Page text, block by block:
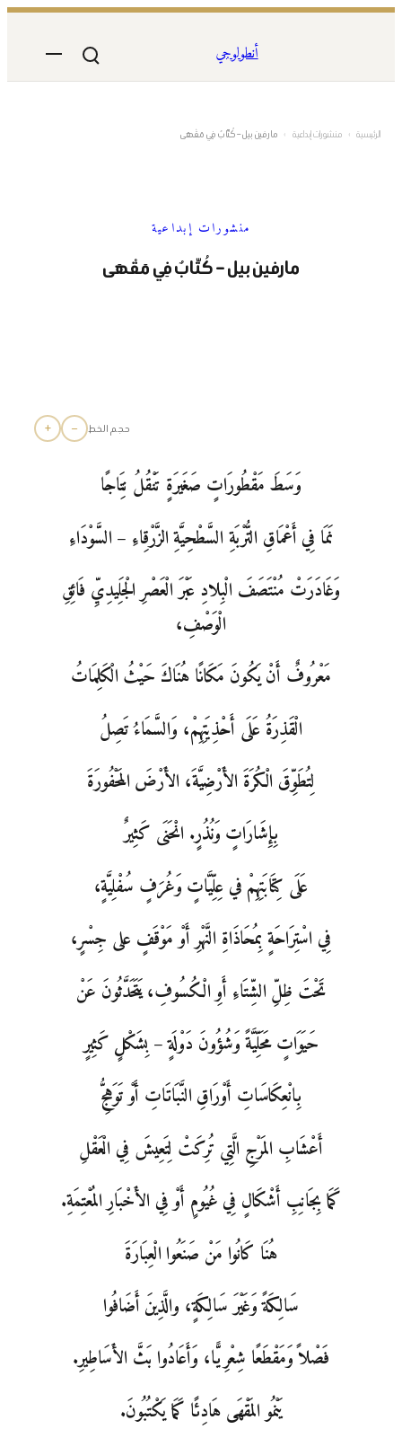
المحتوى
أنطولوجي
الرئيسية › منشورات إبداعية › مارفين بيل – كُتّابٌ فِي مَقْهَى
منشورات إبداعية
مارفين بيل – كُتّابٌ فِي مَقْهَى
حجم الخط −
+
وَسَطَ مَقْطُورَاتٍ صَغَيرَةٍ تَنْقُلُ نِتَاجًا
نَمَا فِي أَعْمَاقِ التُّرْبَةِ السَّطْحِيَّةِ الزَّرْقِاءِ – السَّوْدَاءِ
وَغَادَرَتْ مُنْتَصَفَ الْبِلادِ عَبْرَ الْعَصْرِ الْجَلِيدِيِّ فَائِقِ
الْوَصْفِ،
مَعْرُوفٌ أَنْ يَكُونَ مَكَانًا هُنَاكَ حَيْثُ الْكَلِمَاتُ
الْقَذِرَةُ عَلَى أَحْذِيَتِهِمْ، وَالسَّمَاءُ تَصِلُ
لِتُطَوِّقَ الْكُرَةَ الأَرْضِيَّةَ، الأَرْضَ المَحْفُورَةَ
بِإِشَارَاتٍ وَنُذُرٍ. انْحَنَى كَثِيرٌ
عَلَى كِتَابَتِهِمْ في عِلِّيَّاتٍ وَغُرَفٍ سُفْلِيَّةٍ،
فِي اسْتِرَاحَةٍ بِمُحَاذَاةِ النَّهْرِ أَوْ مَوْقَفٍ على جِسْرٍ،
تَحْتَ ظِلِّ الشِّتَاءِ أَوِ الْكُسُوفِ، يَتَحَدَّثُونَ عَنْ
حَيَوَاتٍ مَحَلِّيَّةً وَشُؤُونَ دَوْلَةٍ – بِشَكْلٍ كَثِيرٍ
بِانْعِكَاسَاتِ أَوْرَاقِ النَّبَاتَاتِ أَوْ تَوَهُّجِ
أَعْشَابِ المَرْجِ الَّتِي تُرِكَتْ لِتَعِيشَ فِي الْعَقْلِ
كَمَا بِجَانِبِ أَشْكَالٍ فِي غُيُومٍ أَوْ فِي الأَخْبَارِ المُعْتِمَةِ.
هُنَا كَانُوا مَنْ صَنَعُوا الْعِبَارَةَ
سَالِكَةً وَغَيْرَ سَالِكَةٍ، والَّذِينَ أَضَافُوا
فَصْلاً وَمَقْطَعًا شِعْرِيًّا، وَأَعَادُوا بَثَّ الأَسَاطِيرِ.
يَنْمُو المَقْهَى هَادِئًا كَمَا يَكْتُبُونَ.